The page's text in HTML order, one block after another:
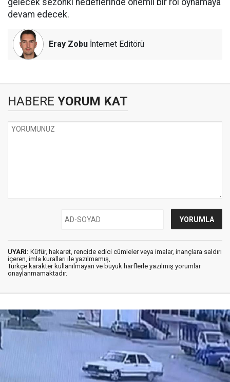
gelecek sezonki hedeflerinde önemli bir rol oynamaya
devam edecek.
Eray Zobu İnternet Editörü
HABERE YORUM KAT
UYARI: Küfür, hakaret, rencide edici cümleler veya imalar, inançlara saldırı
içeren, imla kuralları ile yazılmamış,
Türkçe karakter kullanılmayan ve büyük harflerle yazılmış yorumlar
onaylanmamaktadır.